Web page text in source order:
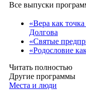
Все выпуски
«Вера как
Долгова
«Святые
«Родословие
Читать полностью
Другие программы
Места и люди